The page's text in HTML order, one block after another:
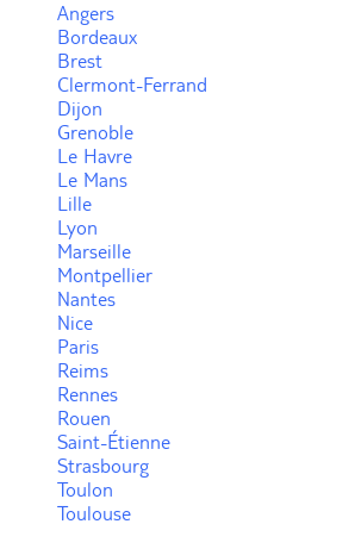
Angers
Bordeaux
Brest
Clermont-Ferrand
Dijon
Grenoble
Le Havre
Le Mans
Lille
Lyon
Marseille
Montpellier
Nantes
Nice
Paris
Reims
Rennes
Rouen
Saint-Étienne
Strasbourg
Toulon
Toulouse